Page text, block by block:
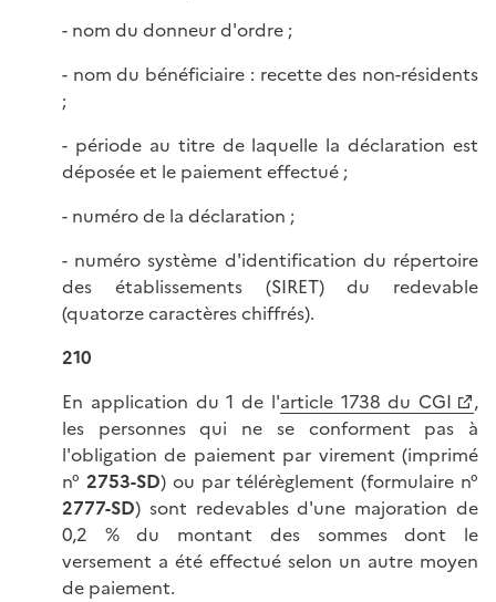
- nom du donneur d'ordre ;
- nom du bénéficiaire : recette des non-résidents
;
- période au titre de laquelle la déclaration est
déposée et le paiement effectué ;
- numéro de la déclaration ;
- numéro système d'identification du répertoire
des établissements (SIRET) du redevable
(quatorze caractères chiffrés).
210
En application du 1 de l'article 1738 du CGI
,
les personnes qui ne se conforment pas à
l'obligation de paiement par virement (imprimé
n° 2753-SD) ou par télérèglement (formulaire n°
2777-SD) sont redevables d'une majoration de
0,2 % du montant des sommes dont le
versement a été effectué selon un autre moyen
de paiement.